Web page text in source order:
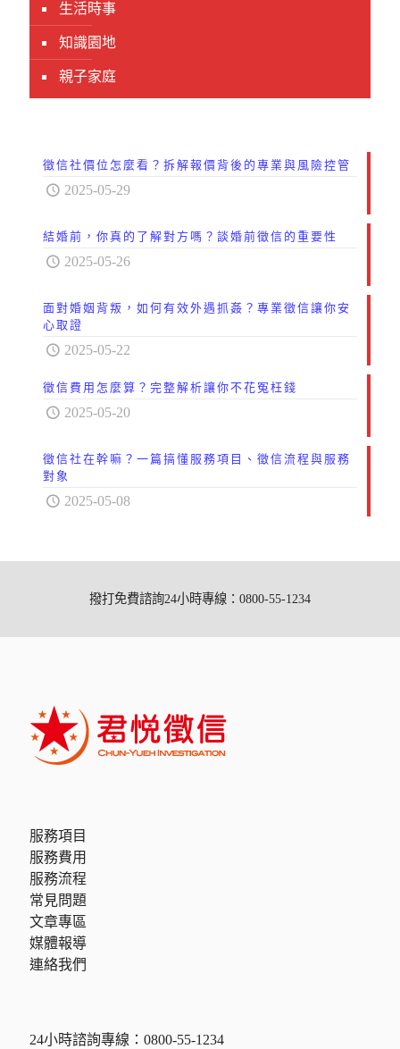
生活時事
知識園地
親子家庭
徵信社價位怎麼看？拆解報價背後的專業與風險控管
2025-05-29
結婚前，你真的了解對方嗎？談婚前徵信的重要性
2025-05-26
面對婚姻背叛，如何有效外遇抓姦？專業徵信讓你安
心取證
2025-05-22
徵信費用怎麼算？完整解析讓你不花冤枉錢
2025-05-20
徵信社在幹嘛？一篇搞懂服務項目、徵信流程與服務
對象
2025-05-08
撥打免費諮詢24小時專線：0800-55-1234
服務項目
服務費用
服務流程
常見問題
文章專區
媒體報導
連絡我們
24小時諮詢專線： 0800-55-1234